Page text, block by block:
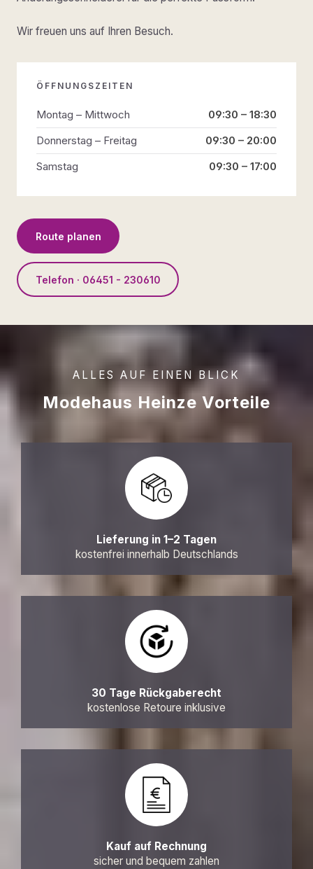
Wir freuen uns auf Ihren Besuch.
ÖFFNUNGSZEITEN
Montag – Mittwoch
09:30 – 18:30
Donnerstag – Freitag
09:30 – 20:00
Samstag
09:30 – 17:00
Route planen
Telefon · 06451 - 230610
ALLES AUF EINEN BLICK
Modehaus Heinze Vorteile
Lieferung in 1–2 Tagen
kostenfrei innerhalb Deutschlands
30 Tage Rückgaberecht
kostenlose Retoure inklusive
Kauf auf Rechnung
sicher und bequem zahlen